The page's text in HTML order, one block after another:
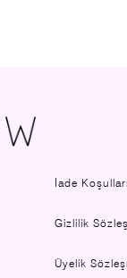
İade Koşulları
Gizlilik
Üyelik